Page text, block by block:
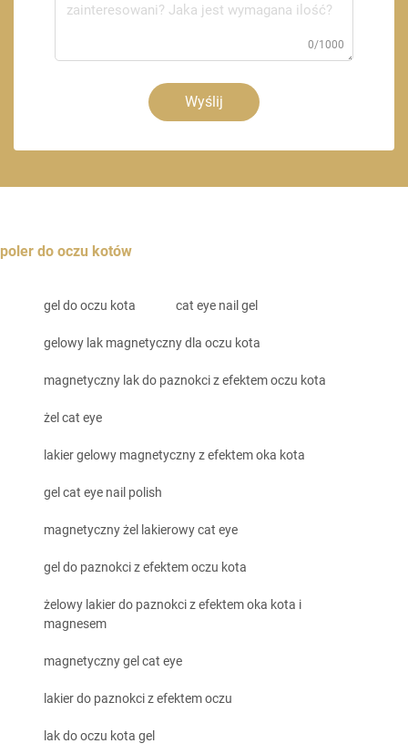
0/1000
Wyślij
poler do oczu kotów
gel do oczu kota cat eye nail gel
gelowy lak magnetyczny dla oczu kota
magnetyczny lak do paznokci z efektem oczu kota
żel cat eye
lakier gelowy magnetyczny z efektem oka kota
gel cat eye nail polish
magnetyczny żel lakierowy cat eye
gel do paznokci z efektem oczu kota
żelowy lakier do paznokci z efektem oka kota i
magnesem
magnetyczny gel cat eye
lakier do paznokci z efektem oczu
lak do oczu kota gel